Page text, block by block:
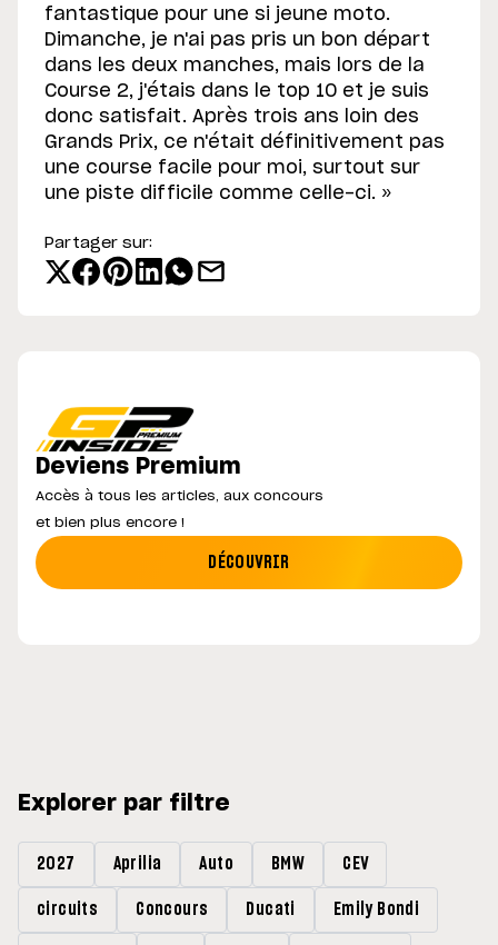
fantastique pour une si jeune moto.
Dimanche, je n'ai pas pris un bon départ
dans les deux manches, mais lors de la
Course 2, j'étais dans le top 10 et je suis
donc satisfait. Après trois ans loin des
Grands Prix, ce n'était définitivement pas
une course facile pour moi, surtout sur
une piste difficile comme celle-ci. »
Partager sur:
Deviens Premium
Accès à tous les articles, aux concours
et bien plus encore !
DÉCOUVRIR
Explorer par filtre
2027 Aprilia Auto BMW CEV
circuits Concours Ducati Emily Bondi